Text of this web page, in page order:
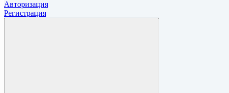
Авторизация
Регистрация